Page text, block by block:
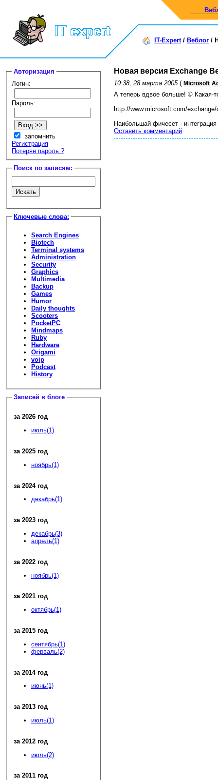
IT-Expert/ Веблог /
Авторизация
Логин:
Пароль:
запомнить
Регистрация
Потерян пароль ?
Поиск по записям:
Ключевые слова:
Search Engines
Biotech
Terminal systems
Administration
Security
Graphics
Multimedia
Backup
Games
Humor
Daily thoughts
Scooters
PocketPC
Mindmaps
Ruby
Hardware
Origami
voip
Podcast
History
Записей в блоге
за 2026 год
июль(1)
за 2025 год
ноябрь(1)
за 2024 год
декабрь(1)
за 2023 год
декабрь(3)
апрель(1)
за 2022 год
ноябрь(1)
за 2021 год
октябрь(1)
за 2015 год
сентябрь(1)
ферваль(2)
за 2014 год
июнь(1)
за 2013 год
июль(1)
за 2012 год
июль(2)
за 2011 год
Новая версия Exchange
10:38, 28 марта 2005 ( Microsoft
А теперь вдвое больше! © Какая-
http://www.microsoft.com/exchange/
Наибольшай фичесет -
Оставить комментарий